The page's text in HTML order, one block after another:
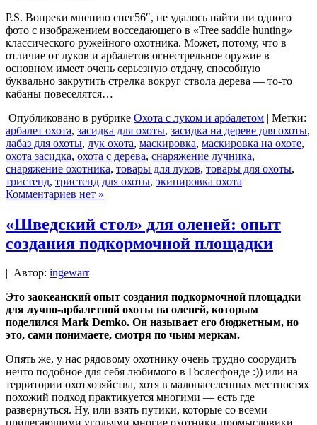
P.S. Вопреки мнению снег56″, не удалось найти ни одного
фото с изображением восседающего в «Tree saddle hunting»
классического ружейного охотника. Может, потому, что в
отличие от луков и арбалетов огнестрельное оружие в
основном имеет очень серьезную отдачу, способную
буквально закрутить стрелка вокруг ствола дерева — то-то
кабаны повеселятся…
Опубликовано в рубрике Охота с луком и арбалетом | Метки:
арбалет охота, засидка для охоты, засидка на дереве для охоты,
лабаз для охоты, лук охота, маскировка, маскировка на охоте,
охота засидка, охота с дерева, снаряжение лучника,
снаряжение охотника, товары для луков, товары для охоты,
тристенд, тристенд для охоты, экипировка охота |
Комментариев нет »
«Шведский стол» для оленей: опыт
создания подкормочной площадки
| Автор: ingewarr
Это заокеанский опыт создания подкормочной площадки
для лучно-арбалетной охоты на оленей, которым
поделился Mark Demko. Он называет его бюджетным, но
это, сами понимаете, смотря по чьим меркам.
Опять же, у нас рядовому охотнику очень трудно соорудить
нечто подобное для себя любимого в Гослесфонде :)) или на
территории охотхозяйства, хотя в малонаселенных местностях
похожий подход практикуется многими — есть где
развернуться. Ну, или взять путики, которые со всеми